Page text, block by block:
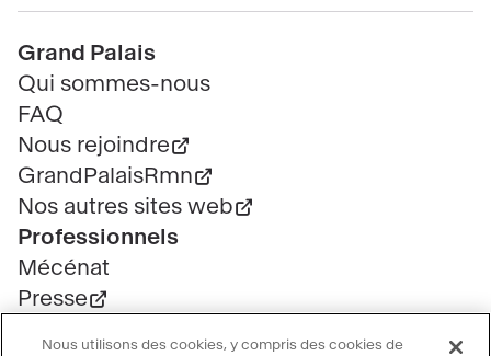
Pied
de
page
Grand Palais
Qui sommes-nous
FAQ
Nous rejoindre
GrandPalaisRmn
Nos autres sites web
Professionnels
Mécénat
Presse
Nous utilisons des cookies, y compris des cookies de